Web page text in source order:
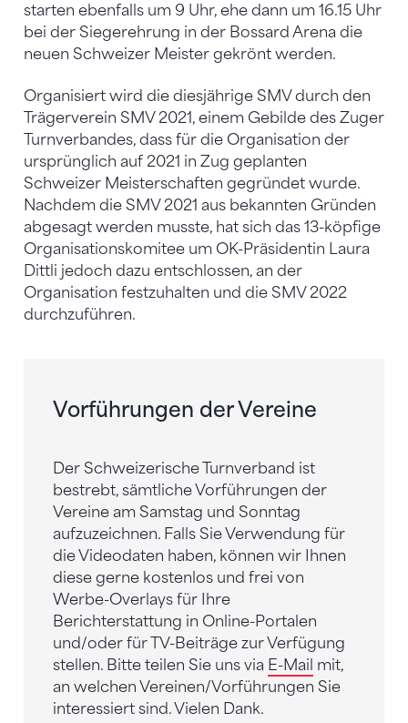
starten ebenfalls um 9 Uhr, ehe dann um 16.15 Uhr
bei der Siegerehrung in der Bossard Arena die
neuen Schweizer Meister gekrönt werden.
Organisiert wird die diesjährige SMV durch den
Trägerverein SMV 2021, einem Gebilde des Zuger
Turnverbandes, dass für die Organisation der
ursprünglich auf 2021 in Zug geplanten
Schweizer Meisterschaften gegründet wurde.
Nachdem die SMV 2021 aus bekannten Gründen
abgesagt werden musste, hat sich das 13-köpfige
Organisationskomitee um OK-Präsidentin Laura
Dittli jedoch dazu entschlossen, an der
Organisation festzuhalten und die SMV 2022
durchzuführen.
Vorführungen der Vereine
Der Schweizerische Turnverband ist
bestrebt, sämtliche Vorführungen der
Vereine am Samstag und Sonntag
aufzuzeichnen. Falls Sie Verwendung für
die Videodaten haben, können wir Ihnen
diese gerne kostenlos und frei von
Werbe-Overlays für Ihre
Berichterstattung in Online-Portalen
und/oder für TV-Beiträge zur Verfügung
stellen. Bitte teilen Sie uns via E-Mail mit,
an welchen Vereinen/Vorführungen Sie
interessiert sind. Vielen Dank.